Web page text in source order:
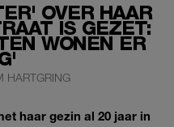
OVER HAAR
IS GEZET:
WONEN ER
HARTGRING
haar gezin al 20 jaar in